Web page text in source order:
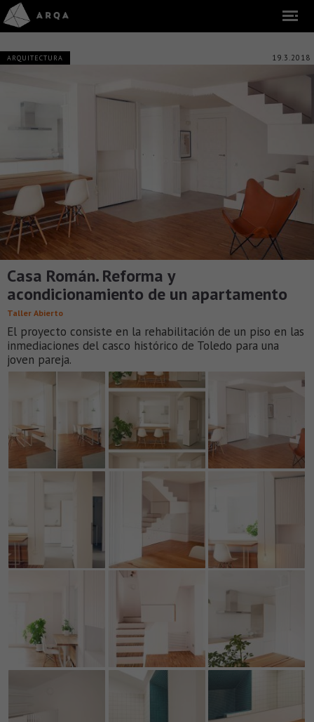
ARQUITECTURA 19.3.2018
Casa Román. Reforma y
acondicionamiento de un apartamento
Taller Abierto
El proyecto consiste en la rehabilitación de un piso en las
inmediaciones del casco histórico de Toledo para una
joven pareja.